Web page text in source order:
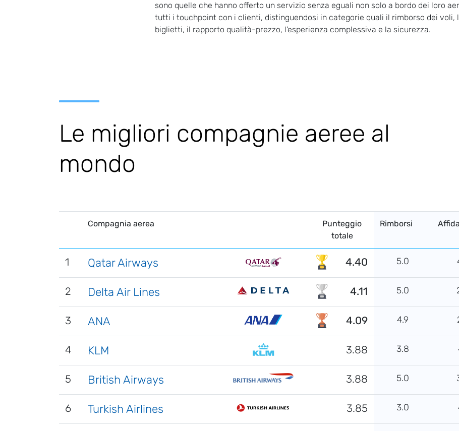
sono quelle che hanno offerto un servizio senza eguali non solo a bordo dei loro
tutti i touchpoint con i clienti, distinguendosi in categorie quali il rimborso dei voli,
biglietti, il rapporto qualità-prezzo, l’esperienza complessiva e la sicurezza.
Le migliori compagnie aeree al
mondo
Compagnia aerea
Punteggio
totale
Rimborsi
1 Qatar Airways 4.40 5.0
2 Delta Air Lines 4.11 5.0
3 ANA 4.09 4.9
4 KLM 3.88 3.8
5 British Airways 3.88 5.0
6 Turkish Airlines 3.85 3.0